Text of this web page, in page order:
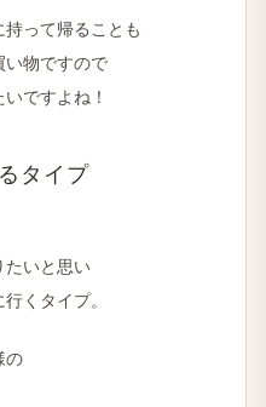
って帰る​ことも
い物ですので
ですよね！
タイプ
たいと​思い
く​タイプ。
の